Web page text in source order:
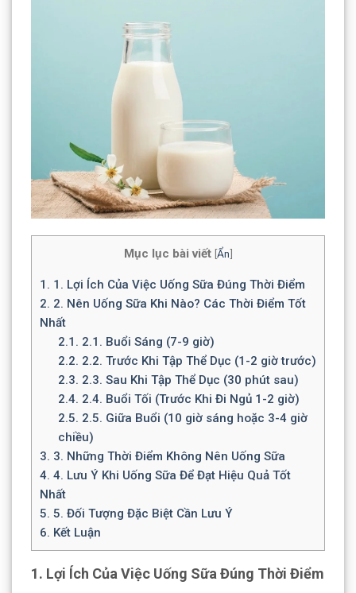
Mục lục bài viết [Ẩn]
1. 1. Lợi Ích Của Việc Uống Sữa Đúng Thời Điểm
2. 2. Nên Uống Sữa Khi Nào? Các Thời Điểm Tốt
Nhất
2.1. 2.1. Buổi Sáng (7-9 giờ)
2.2. 2.2. Trước Khi Tập Thể Dục (1-2 giờ trước)
2.3. 2.3. Sau Khi Tập Thể Dục (30 phút sau)
2.4. 2.4. Buổi Tối (Trước Khi Đi Ngủ 1-2 giờ)
2.5. 2.5. Giữa Buổi (10 giờ sáng hoặc 3-4 giờ
chiều)
3. 3. Những Thời Điểm Không Nên Uống Sữa
4. 4. Lưu Ý Khi Uống Sữa Để Đạt Hiệu Quả Tốt
Nhất
5. 5. Đối Tượng Đặc Biệt Cần Lưu Ý
6. Kết Luận
1. Lợi Ích Của Việc Uống Sữa Đúng Thời Điểm